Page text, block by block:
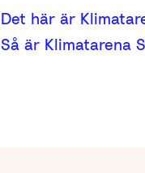
Det här är
Så är Klimatarena